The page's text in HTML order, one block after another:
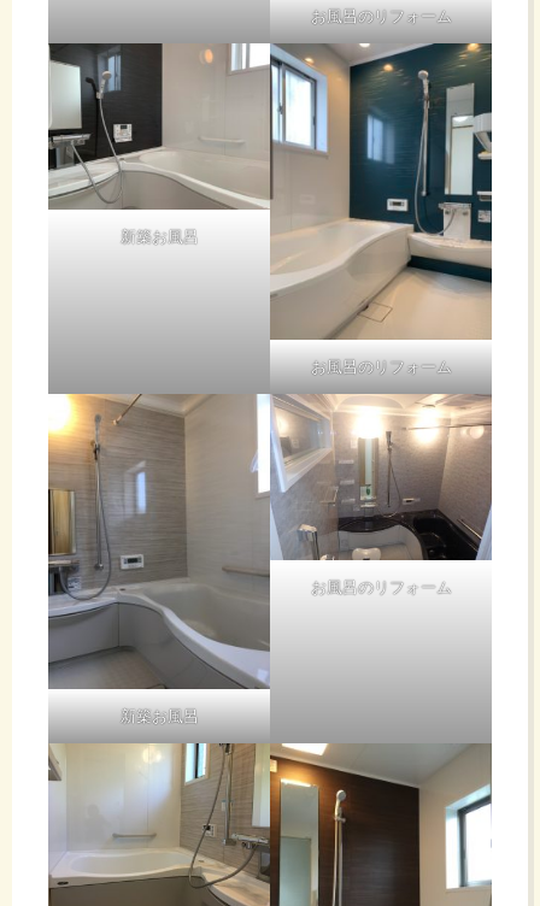
お風呂のリフォーム
新築お風呂
お風呂のリフォーム
新築お風呂
お風呂のリフォーム